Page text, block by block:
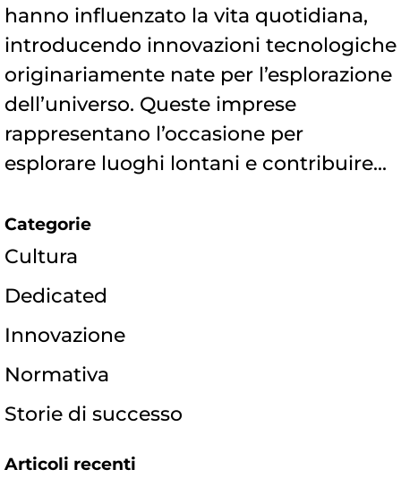
hanno influenzato la vita quotidiana,
introducendo innovazioni tecnologiche
originariamente nate per l’esplorazione
dell’universo. Queste imprese
rappresentano l’occasione per
esplorare luoghi lontani e contribuire...
Categorie
Cultura
Dedicated
Innovazione
Normativa
Storie di successo
Articoli recenti